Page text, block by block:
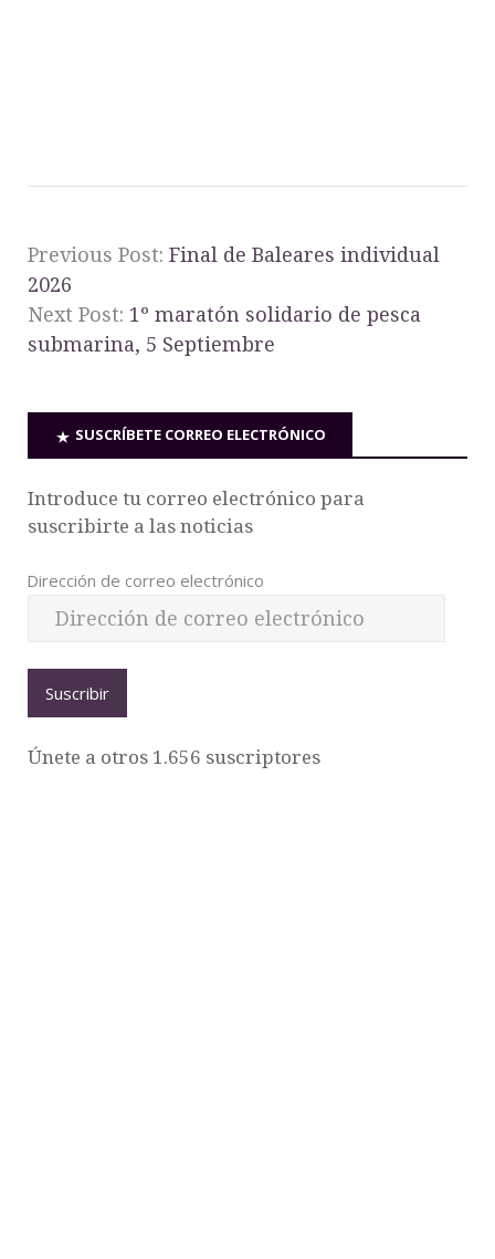
Previous Post: Final de Baleares individual
2026
Next Post: 1º maratón solidario de pesca
submarina, 5 Septiembre
SUSCRÍBETE CORREO ELECTRÓNICO
Introduce tu correo electrónico para
suscribirte a las noticias
Dirección de correo electrónico
Suscribir
Únete a otros 1.656 suscriptores